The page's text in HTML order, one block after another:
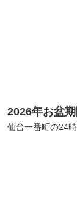
2026年お盆
仙台一番町の24